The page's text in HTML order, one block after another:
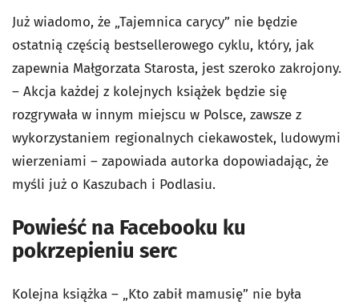
Już wiadomo, że „Tajemnica carycy” nie będzie
ostatnią częścią bestsellerowego cyklu, który, jak
zapewnia Małgorzata Starosta, jest szeroko zakrojony.
– Akcja każdej z kolejnych książek będzie się
rozgrywała w innym miejscu w Polsce, zawsze z
wykorzystaniem regionalnych ciekawostek, ludowymi
wierzeniami – zapowiada autorka dopowiadając, że
myśli już o Kaszubach i Podlasiu.
Powieść na Facebooku ku
pokrzepieniu serc
Kolejna książka – „Kto zabił mamusię” nie była